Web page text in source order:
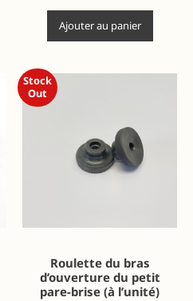
Ajouter au panier
Stock
Out
Roulette du bras
d’ouverture du petit
pare-brise (à l’unité)